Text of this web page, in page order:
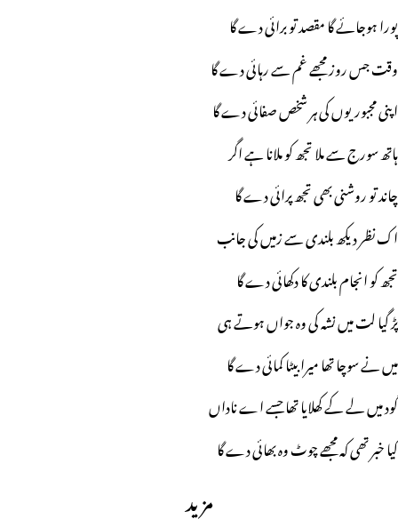
پورا ہوجائے گا مقصد تو برائی دے گا
وقت جس روز مجھے غم سے رہائی دے گا
اپنی مجبوریوں کی ہر شخص صفائی دے گا
ہاتھ سورج سے ملا تجھ کو ملانا ہے اگر
چاند تو روشنی بھی تجھ پرائی دے گا
اک نظر دیکھ بلندی سے زمیں کی جانب
تجھ کو انجام بلندی کا دکھائی دے گا
پڑ گیا لت میں نشہ کی وہ جواں ہوتے ہی
میں نے سوچا تھا میرا بیٹا کمائی دے گا
گود میں لے کے کھلایا تھا جسے اے ناداں
کیا خبر تھی کہ مجھے چوٹ وہ بھائی دے گا
مزید